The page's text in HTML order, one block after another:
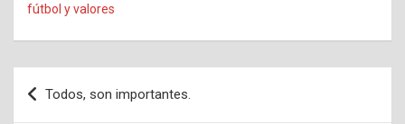
fútbol y valores
Navegación
de
Todos, son importantes.